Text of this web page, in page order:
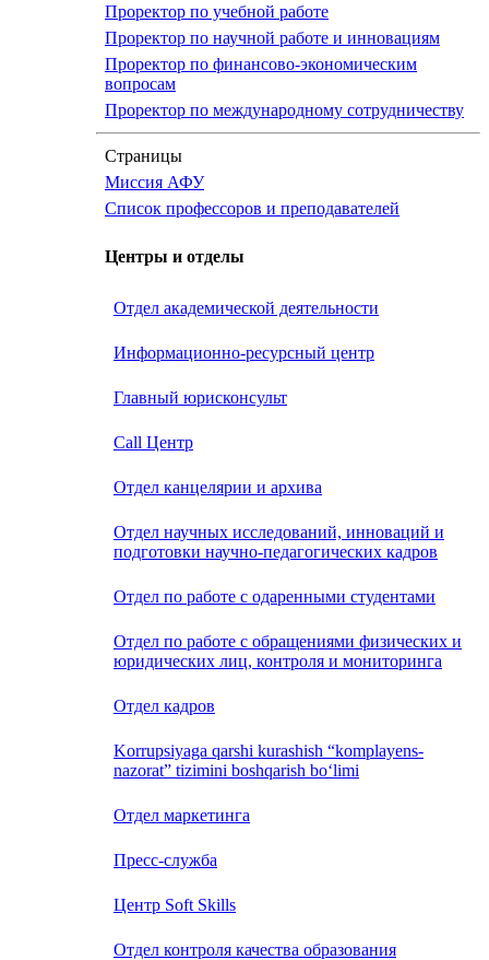
Проректор по учебной работе
Проректор по научной работе и инновациям
Проректор по финансово-экономическим
вопросам
Проректор по международному сотрудничеству
Страницы
Миссия АФУ
Список профессоров и преподавателей
Центры и отделы
Отдел академической деятельности
Информационно-ресурсный центр
Главный юрисконсульт
Call Центр
Oтдел канцелярии и архива
Отдел научных исследований, инноваций и
подготовки научно-педагогических кадров
Отдел по работе с одаренными студентами
Отдел по работе с обращениями физических и
юридических лиц, контроля и мониторинга
Отдел кадров
Korrupsiyaga qarshi kurashish “komplayens-
nazorat” tizimini boshqarish bo‘limi
Отдел маркетинга
Пресс-служба
Центр Soft Skills
Отдел контроля качества образования